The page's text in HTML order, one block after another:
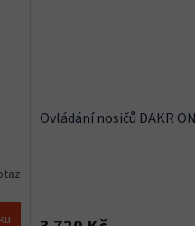
Ovládání nosičů DAKR